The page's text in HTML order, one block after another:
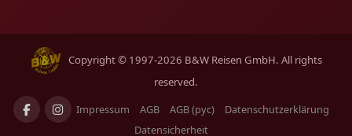
Copyright © 1997-2026 B&W Reisen GmbH. All rights
reserved.
Impressum
AGB AGB (рус)
Datenschutzerklärung
Datensicherheit